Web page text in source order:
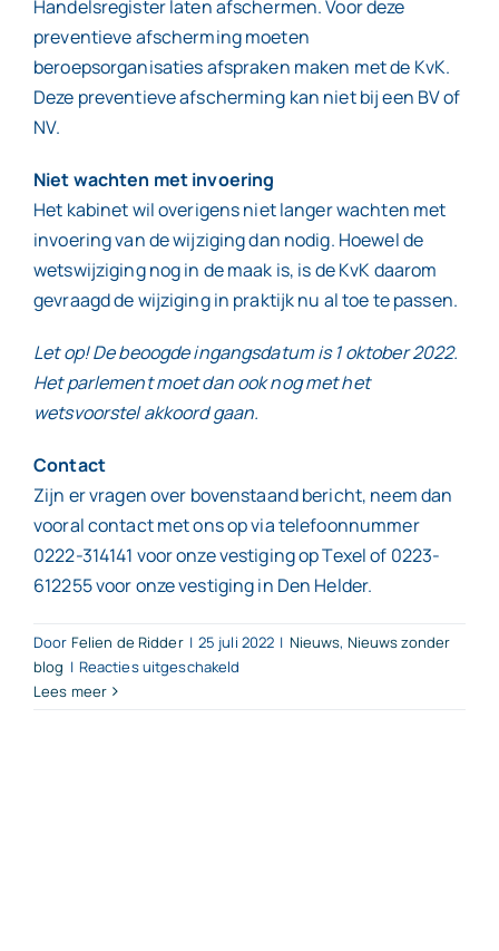
Handelsregister laten afschermen. Voor deze
preventieve afscherming moeten
beroepsorganisaties afspraken maken met de KvK.
Deze preventieve afscherming kan niet bij een BV of
NV.
Niet wachten met invoering
Het kabinet wil overigens niet langer wachten met
invoering van de wijziging dan nodig. Hoewel de
wetswijziging nog in de maak is, is de KvK daarom
gevraagd de wijziging in praktijk nu al toe te passen.
Let op! De beoogde ingangsdatum is 1 oktober 2022.
Het parlement moet dan ook nog met het
wetsvoorstel akkoord gaan.
Contact
Zijn er vragen over bovenstaand bericht, neem dan
vooral contact met ons op via telefoonnummer
0222-314141 voor onze vestiging op Texel of 0223-
612255 voor onze vestiging in Den Helder.
Door Felien de Ridder | 25 juli 2022 | Nieuws, Nieuws zonder
blog | Reacties uitgeschakeld
Lees meer